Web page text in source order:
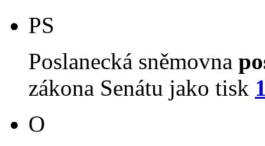
PS
Poslanecká sněmovna
zákona Senátu jako tisk
O